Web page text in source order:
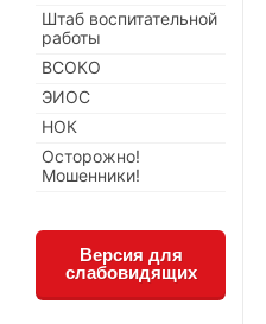
Штаб воспитательной
работы
ВСОКО
ЭИОС
НОК
Осторожно!
Мошенники!
Версия для
слабовидящих